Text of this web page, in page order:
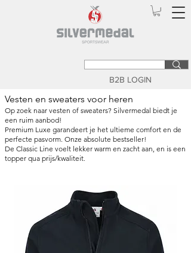
B2B LOGIN
Vesten en sweaters voor heren
Op zoek naar vesten of sweaters? Silvermedal biedt je
een ruim aanbod!
Premium Luxe garandeert je het ultieme comfort en de
perfecte pasvorm. Onze absolute bestseller!
De Classic Line voelt lekker warm en zacht aan, en is een
topper qua prijs/kwaliteit.